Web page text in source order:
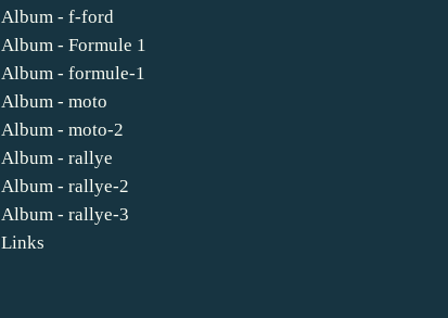
Album - f-ford
Album - Formule 1
Album - formule-1
Album - moto
Album - moto-2
Album - rallye
Album - rallye-2
Album - rallye-3
Links